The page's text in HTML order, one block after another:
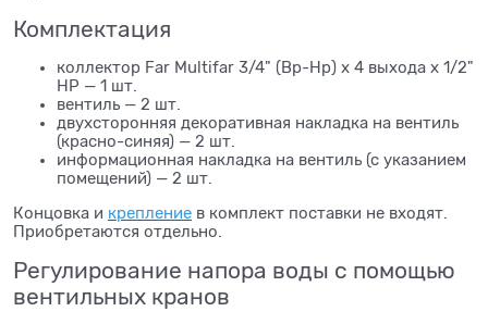
Комплектация
коллектор Far Multifar 3/4" (Вр-Нр) х 4 выхода х 1/2"
НР — 1 шт.
вентиль — 2 шт.
двухсторонняя декоративная накладка на вентиль
(красно-синяя) — 2 шт.
информационная накладка на вентиль (с указанием
помещений) — 2 шт.
Концовка и крепление в комплект поставки не входят.
Приобретаются отдельно.
Регулирование напора воды с помощью
вентильных кранов